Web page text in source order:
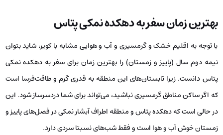
بهترین زمان سفر به دهکده‌ نمکی پتاس
با توجه به اقلیم خشک و گرمسیری و آب و هوایی مشابه با کویر، شاید بتوان
نیمه دوم سال (پاییز و زمستان) را بهترین زمان برای سفر به دهکده نمکی
پتاس دانست. زیرا تابستان‌های این منطقه به قدری گرم و طاقت‌فرسا است
که اگر ساکن مناطق گرمسیری نباشید، می‌تواند برای شما دردسرساز شود. این
در حالی است که دهکده پتاس و منطقه اطراف آبشار نمکی در فصل‌های پاییز و
زمستان خوش آب و هوا است و فقط شب‌های نسبتا سردی دارد.